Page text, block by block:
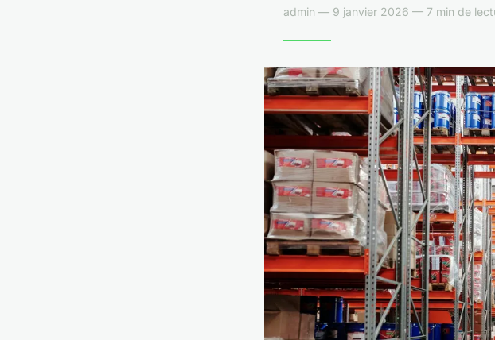
admin — 9 janvier 2026 — 7 min de